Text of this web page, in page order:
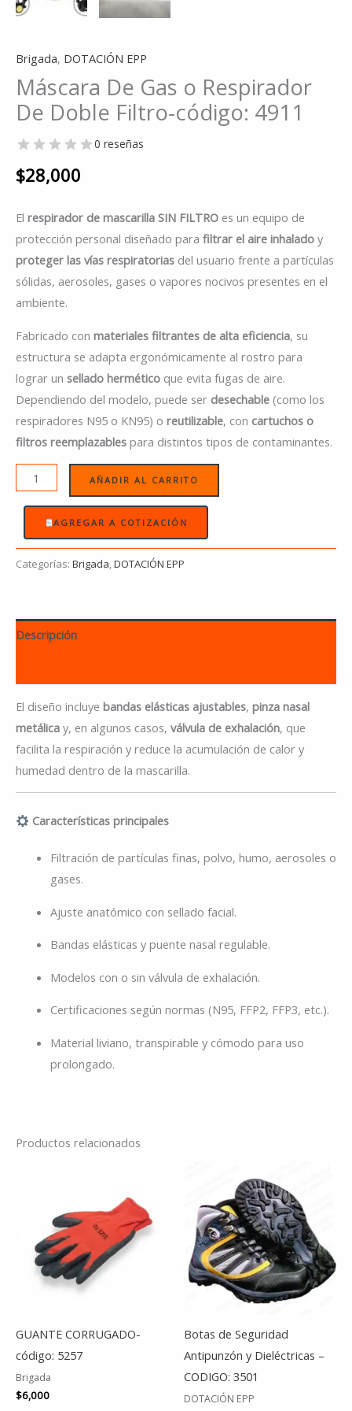
Brigada, DOTACIÓN EPP
Máscara De Gas o Respirador
De Doble Filtro-código: 4911
0 reseñas
$28,000
El respirador de mascarilla SIN FILTRO es un equipo de
protección personal diseñado para filtrar el aire inhalado y
proteger las vías respiratorias del usuario frente a partículas
sólidas, aerosoles, gases o vapores nocivos presentes en el
ambiente.
Fabricado con materiales filtrantes de alta eficiencia, su
estructura se adapta ergonómicamente al rostro para
lograr un sellado hermético que evita fugas de aire.
Dependiendo del modelo, puede ser desechable (como los
respiradores N95 o KN95) o reutilizable, con cartuchos o
filtros reemplazables para distintos tipos de contaminantes.
AÑADIR AL CARRITO
AGREGAR A COTIZACIÓN
Categorías: Brigada,DOTACIÓN EPP
Descripción
El diseño incluye bandas elásticas ajustables, pinza nasal
metálica y, en algunos casos, válvula de exhalación, que
facilita la respiración y reduce la acumulación de calor y
humedad dentro de la mascarilla.
Características principales
Filtración de partículas finas, polvo, humo, aerosoles o
gases.
Ajuste anatómico con sellado facial.
Bandas elásticas y puente nasal regulable.
Modelos con o sin válvula de exhalación.
Certificaciones según normas (N95, FFP2, FFP3, etc.).
Material liviano, transpirable y cómodo para uso
prolongado.
Productos relacionados
GUANTE CORRUGADO-
código: 5257
Brigada
$6,000
múltiples
variantes.
pueden
elegir
Botas de Seguridad
Antipunzón y Dieléctricas –
CODIGO: 3501
DOTACIÓN EPP